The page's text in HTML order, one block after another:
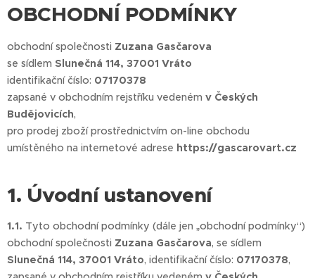
OBCHODNÍ PODMÍNKY
obchodní společnosti Zuzana Gasčarova
se sídlem Slunečná 114, 37001 Vráto
identifikační číslo: 07170378
zapsané v obchodním rejstříku vedeném v Českých
Budějovicích,
pro prodej zboží prostřednictvím on-line obchodu
umístěného na internetové adrese https://gascarovart.cz
1. Úvodní ustanovení
1.1. Tyto obchodní podmínky (dále jen „obchodní podmínky“)
obchodní společnosti Zuzana Gasčarova, se sídlem
Slunečná 114, 37001 Vráto, identifikační číslo: 07170378,